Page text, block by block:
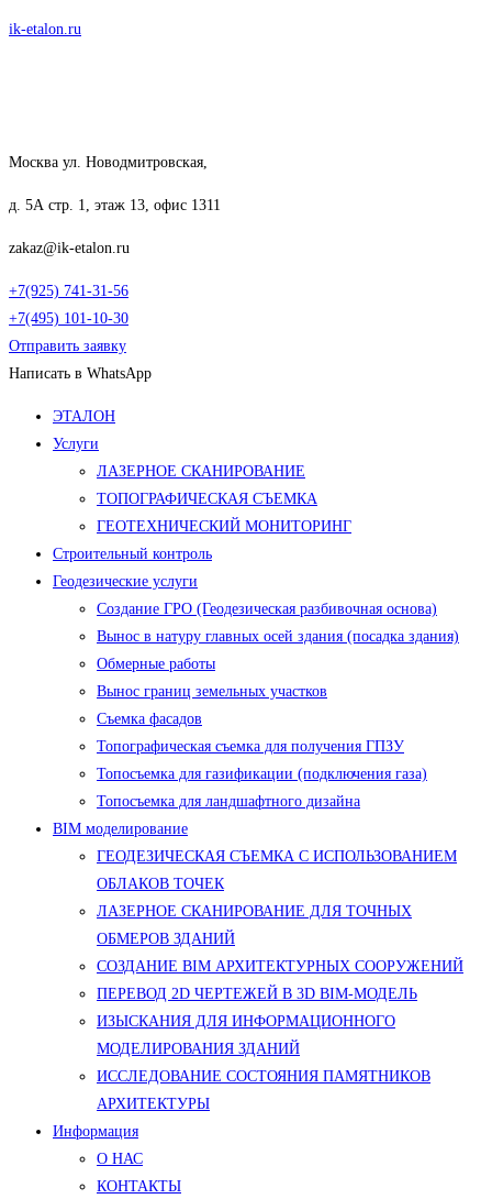
Перейти
ik-etalon.ru
Москва ул. Новодмитровская,
д. 5А стр. 1, этаж 13, офис 1311
zakaz@ik-etalon.ru
+7(925) 741-31-56
+7(495) 101-10-30
Отправить заявку
Написать в WhatsApp
Меню
ЭТАЛОН
Услуги
ЛАЗЕРНОЕ СКАНИРОВАНИЕ
ТОПОГРАФИЧЕСКАЯ СЪЕМКА
ГЕОТЕХНИЧЕСКИЙ МОНИТОРИНГ
Строительный контроль
Геодезические услуги
Создание ГРО (Геодезическая разбивочная основа)
Вынос в натуру главных осей здания (посадка здания)
Обмерные работы
Вынос границ земельных участков
Съемка фасадов
Топографическая съемка для получения ГПЗУ
Топосъемка для газификации (подключения газа)
Топосъемка для ландшафтного дизайна
BIM моделирование
ГЕОДЕЗИЧЕСКАЯ СЪЕМКА С ИСПОЛЬЗОВАНИЕМ
ОБЛАКОВ ТОЧЕК
ЛАЗЕРНОЕ СКАНИРОВАНИЕ ДЛЯ ТОЧНЫХ
ОБМЕРОВ ЗДАНИЙ
СОЗДАНИЕ BIM АРХИТЕКТУРНЫХ СООРУЖЕНИЙ
ПЕРЕВОД 2D ЧЕРТЕЖЕЙ В 3D BIM-МОДЕЛЬ
ИЗЫСКАНИЯ ДЛЯ ИНФОРМАЦИОННОГО
МОДЕЛИРОВАНИЯ ЗДАНИЙ
ИССЛЕДОВАНИЕ СОСТОЯНИЯ ПАМЯТНИКОВ
АРХИТЕКТУРЫ
Информация
О НАС
КОНТАКТЫ